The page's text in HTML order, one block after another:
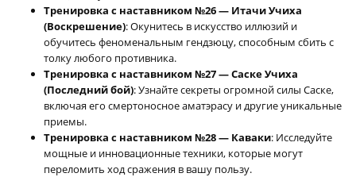
Тренировка с наставником №26 — Итачи Учиха
(Воскрешение): Окунитесь в искусство иллюзий и
обучитесь феноменальным гендзюцу, способным сбить с
толку любого противника.
Тренировка с наставником №27 — Саске Учиха
(Последний бой): Узнайте секреты огромной силы Саске,
включая его смертоносное аматэрасу и другие уникальные
приемы.
Тренировка с наставником №28 — Каваки: Исследуйте
мощные и инновационные техники, которые могут
переломить ход сражения в вашу пользу.